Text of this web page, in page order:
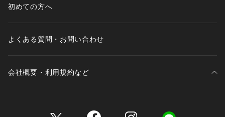
初めての方へ
よくある質問・お問い合わせ
会社概要・利用規約など